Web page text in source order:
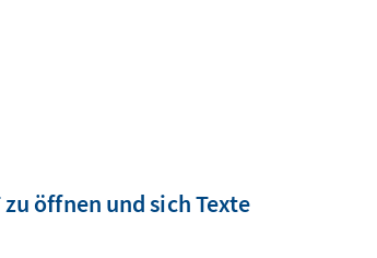
öffnen und sich Texte